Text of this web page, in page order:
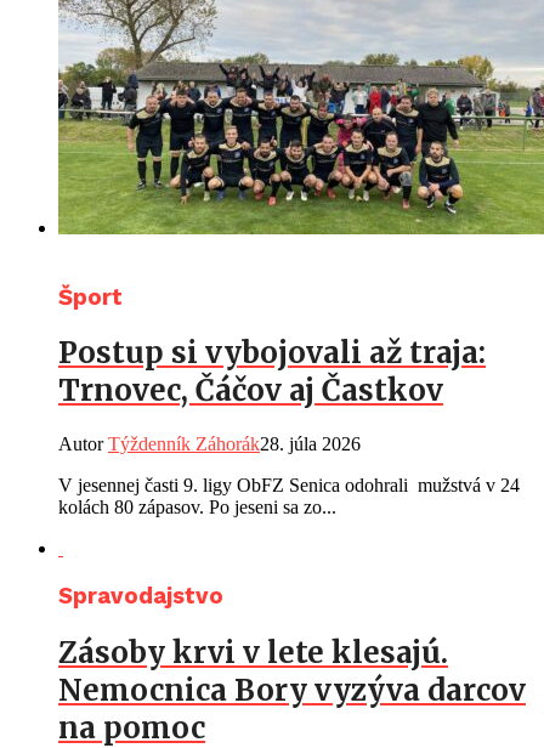
Šport
Postup si vybojovali až traja:
Trnovec, Čáčov aj Častkov
AutorTýždenník Záhorák28. júla 2026
V jesennej časti 9. ligy ObFZ Senica odohrali mužstvá v 24
kolách 80 zápasov. Po jeseni sa zo...
Spravodajstvo
Zásoby krvi v lete klesajú.
Nemocnica Bory vyzýva darcov
na pomoc